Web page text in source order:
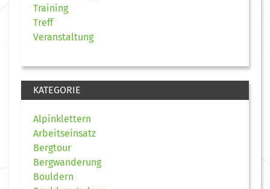
Training
Treff
Veranstaltung
KATEGORIE
Alpinklettern
Arbeitseinsatz
Bergtour
Bergwanderung
Bouldern